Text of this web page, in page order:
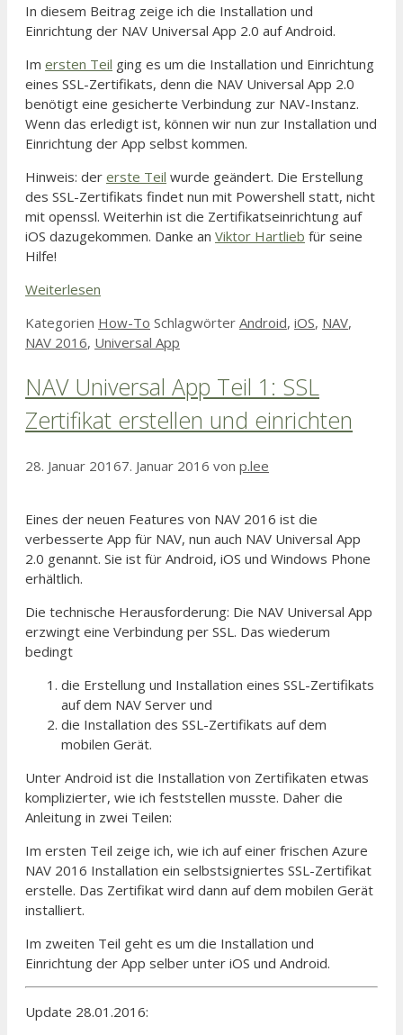
In diesem Beitrag zeige ich die Installation und
Einrichtung der NAV Universal App 2.0 auf Android.
Im ersten Teil ging es um die Installation und Einrichtung
eines SSL-Zertifikats, denn die NAV Universal App 2.0
benötigt eine gesicherte Verbindung zur NAV-Instanz.
Wenn das erledigt ist, können wir nun zur Installation und
Einrichtung der App selbst kommen.
Hinweis: der erste Teil wurde geändert. Die Erstellung
des SSL-Zertifikats findet nun mit Powershell statt, nicht
mit openssl. Weiterhin ist die Zertifikatseinrichtung auf
iOS dazugekommen. Danke an Viktor Hartlieb für seine
Hilfe!
Weiterlesen
Kategorien How-To Schlagwörter Android, iOS, NAV,
NAV 2016, Universal App
NAV Universal App Teil 1: SSL
Zertifikat erstellen und einrichten
28. Januar 20167. Januar 2016 von p.lee
Eines der neuen Features von NAV 2016 ist die
verbesserte App für NAV, nun auch NAV Universal App
2.0 genannt. Sie ist für Android, iOS und Windows Phone
erhältlich.
Die technische Herausforderung: Die NAV Universal App
erzwingt eine Verbindung per SSL. Das wiederum
bedingt
die Erstellung und Installation eines SSL-Zertifikats
auf dem NAV Server und
die Installation des SSL-Zertifikats auf dem
mobilen Gerät.
Unter Android ist die Installation von Zertifikaten etwas
komplizierter, wie ich feststellen musste. Daher die
Anleitung in zwei Teilen:
Im ersten Teil zeige ich, wie ich auf einer frischen Azure
NAV 2016 Installation ein selbstsigniertes SSL-Zertifikat
erstelle. Das Zertifikat wird dann auf dem mobilen Gerät
installiert.
Im zweiten Teil geht es um die Installation und
Einrichtung der App selber unter iOS und Android.
Update 28.01.2016: